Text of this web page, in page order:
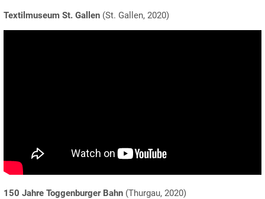
Textilmuseum St. Gallen (St. Gallen, 2020)
150 Jahre Toggenburger Bahn (Thurgau, 2020)